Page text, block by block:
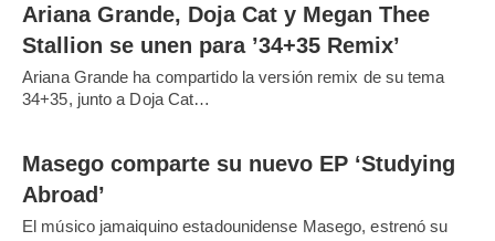
Ariana Grande, Doja Cat y Megan Thee
Stallion se unen para ’34+35 Remix’
Ariana Grande ha compartido la versión remix de su tema
34+35, junto a Doja Cat…
Masego comparte su nuevo EP ‘Studying
Abroad’
El músico jamaiquino estadounidense Masego, estrenó su